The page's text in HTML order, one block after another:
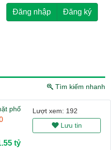
Đăng nhập Đăng ký
Tìm kiếm nhanh
phố
tỷ
Lượt xem: 192
Lưu tin